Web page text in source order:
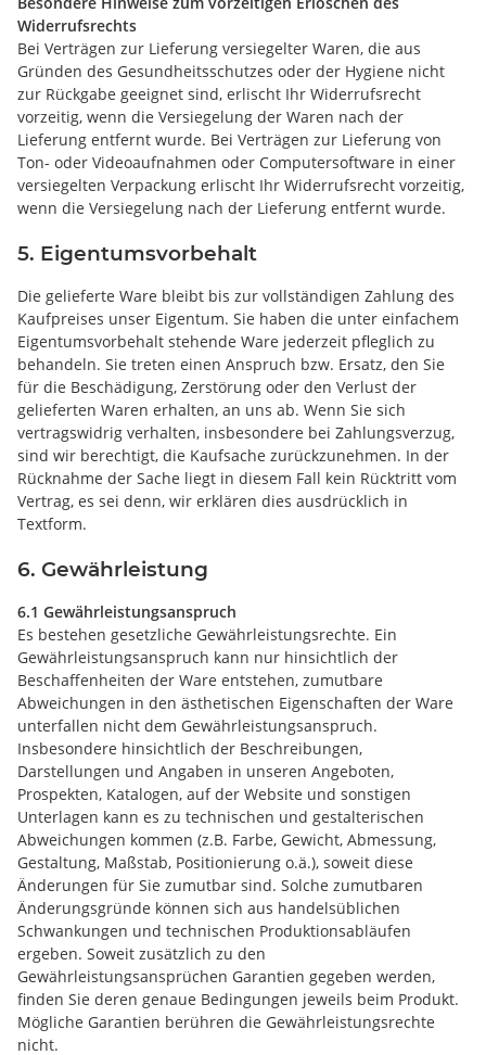
Widerrufsrechts
Bei Verträgen zur Lieferung versiegelter Waren, die aus
Gründen des Gesundheitsschutzes oder der Hygiene nicht
zur Rückgabe geeignet sind, erlischt Ihr Widerrufsrecht
vorzeitig, wenn die Versiegelung der Waren nach der
Lieferung entfernt wurde. Bei Verträgen zur Lieferung von
Ton- oder Videoaufnahmen oder Computersoftware in einer
versiegelten Verpackung erlischt Ihr Widerrufsrecht vorzeitig,
wenn die Versiegelung nach der Lieferung entfernt wurde.
5. Eigentumsvorbehalt
Die gelieferte Ware bleibt bis zur vollständigen Zahlung des
Kaufpreises unser Eigentum. Sie haben die unter einfachem
Eigentumsvorbehalt stehende Ware jederzeit pfleglich zu
behandeln. Sie treten einen Anspruch bzw. Ersatz, den Sie
für die Beschädigung, Zerstörung oder den Verlust der
gelieferten Waren erhalten, an uns ab. Wenn Sie sich
vertragswidrig verhalten, insbesondere bei Zahlungsverzug,
sind wir berechtigt, die Kaufsache zurückzunehmen. In der
Rücknahme der Sache liegt in diesem Fall kein Rücktritt vom
Vertrag, es sei denn, wir erklären dies ausdrücklich in
Textform.
6. Gewährleistung
6.1 Gewährleistungsanspruch
Es bestehen gesetzliche Gewährleistungsrechte. Ein
Gewährleistungsanspruch kann nur hinsichtlich der
Beschaffenheiten der Ware entstehen, zumutbare
Abweichungen in den ästhetischen Eigenschaften der Ware
unterfallen nicht dem Gewährleistungsanspruch.
Insbesondere hinsichtlich der Beschreibungen,
Darstellungen und Angaben in unseren Angeboten,
Prospekten, Katalogen, auf der Website und sonstigen
Unterlagen kann es zu technischen und gestalterischen
Abweichungen kommen (z.B. Farbe, Gewicht, Abmessung,
Gestaltung, Maßstab, Positionierung o.ä.), soweit diese
Änderungen für Sie zumutbar sind. Solche zumutbaren
Änderungsgründe können sich aus handelsüblichen
Schwankungen und technischen Produktionsabläufen
ergeben. Soweit zusätzlich zu den
Gewährleistungsansprüchen Garantien gegeben werden,
finden Sie deren genaue Bedingungen jeweils beim Produkt.
Mögliche Garantien berühren die Gewährleistungsrechte
nicht.